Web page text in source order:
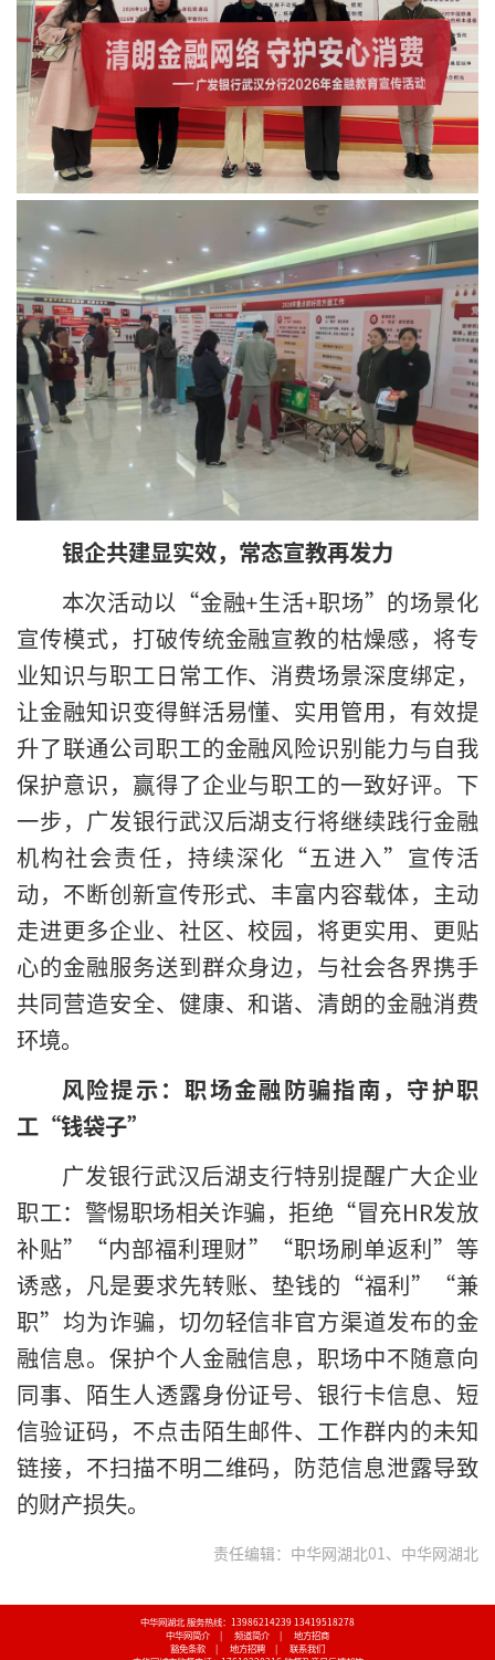
银企共建显实效，常态宣教再发力
本次活动以“金融+生活+职场”的场景化
宣传模式，打破传统金融宣教的枯燥感，将专
业知识与职工日常工作、消费场景深度绑定，
让金融知识变得鲜活易懂、实用管用，有效提
升了联通公司职工的金融风险识别能力与自我
保护意识，赢得了企业与职工的一致好评。下
一步，广发银行武汉后湖支行将继续践行金融
机构社会责任，持续深化“五进入”宣传活
动，不断创新宣传形式、丰富内容载体，主动
走进更多企业、社区、校园，将更实用、更贴
心的金融服务送到群众身边，与社会各界携手
共同营造安全、健康、和谐、清朗的金融消费
环境。
风险提示：职场金融防骗指南，守护职
工“钱袋子”
广发银行武汉后湖支行特别提醒广大企业
职工：警惕职场相关诈骗，拒绝“冒充HR发放
补贴”“内部福利理财”“职场刷单返利”等
诱惑，凡是要求先转账、垫钱的“福利”“兼
职”均为诈骗，切勿轻信非官方渠道发布的金
融信息。保护个人金融信息，职场中不随意向
同事、陌生人透露身份证号、银行卡信息、短
信验证码，不点击陌生邮件、工作群内的未知
链接，不扫描不明二维码，防范信息泄露导致
的财产损失。
责任编辑：中华网湖北01、中华网湖北
中华网湖北 服务热线：13986214239 13419518278
中华网简介
| 频道简介 |
地方招商
豁免条款
| 地方招聘 |
联系我们